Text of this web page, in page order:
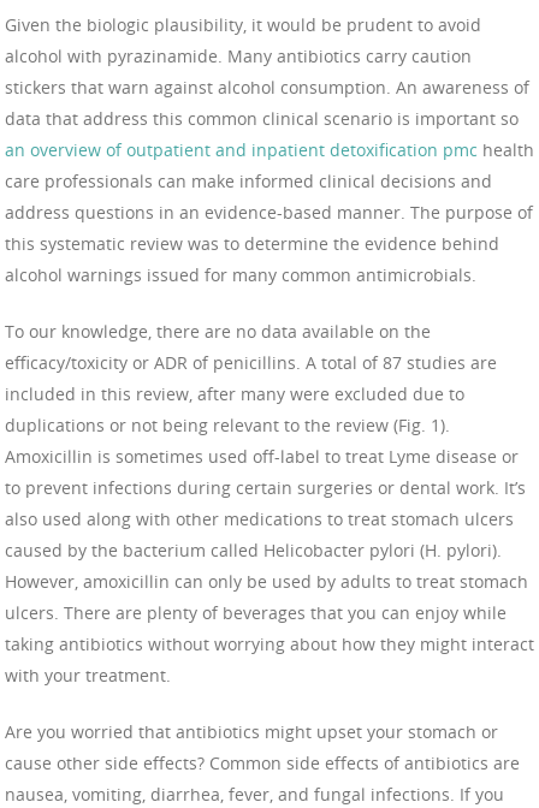
Given the biologic plausibility, it would be prudent to avoid
alcohol with pyrazinamide. Many antibiotics carry caution
stickers that warn against alcohol consumption. An awareness of
data that address this common clinical scenario is important so
an overview of outpatient and inpatient detoxification pmc health
care professionals can make informed clinical decisions and
address questions in an evidence-based manner. The purpose of
this systematic review was to determine the evidence behind
alcohol warnings issued for many common antimicrobials.
To our knowledge, there are no data available on the
efficacy/toxicity or ADR of penicillins. A total of 87 studies are
included in this review, after many were excluded due to
duplications or not being relevant to the review (Fig. 1).
Amoxicillin is sometimes used off-label to treat Lyme disease or
to prevent infections during certain surgeries or dental work. It’s
also used along with other medications to treat stomach ulcers
caused by the bacterium called Helicobacter pylori (H. pylori).
However, amoxicillin can only be used by adults to treat stomach
ulcers. There are plenty of beverages that you can enjoy while
taking antibiotics without worrying about how they might interact
with your treatment.
Are you worried that antibiotics might upset your stomach or
cause other side effects? Common side effects of antibiotics are
nausea, vomiting, diarrhea, fever, and fungal infections. If you